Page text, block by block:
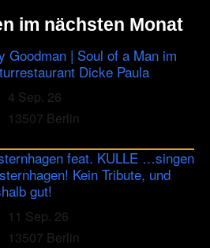
im nächsten Monat
Goodman | Soul of a Man im
Dicke Paula
4 Sep. 26
13507 Berlin
feat. KULLE …singen
Kein Tribute, und
gut!
11 Sep. 26
13507 Berlin